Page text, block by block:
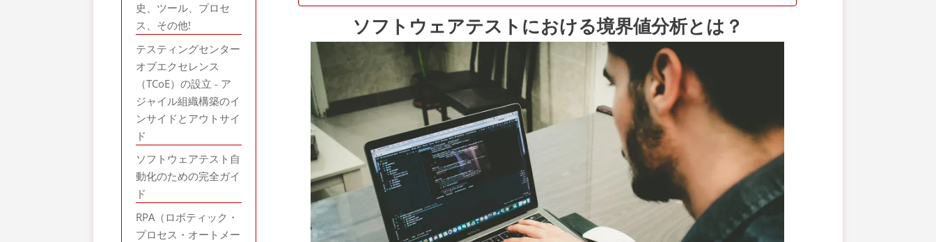
ソフトウェアテストにおける境界値分析とは？
史、ツール、プロセ
ス、その他!
テスティングセンター
オブエクセレンス
（TCoE）の設立 - ア
ジャイル組織構築のイ
ンサイドとアウトサイ
ド
ソフトウェアテスト自
動化のための完全ガイ
ド
RPA（ロボティック・
プロセス・オートメー